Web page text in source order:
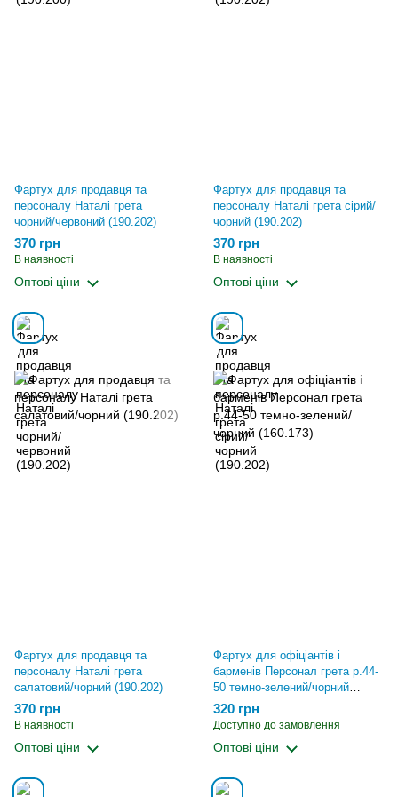
Фартух для продавця та
персоналу Наталі грета
чорний/червоний (190.202)
370 грн
В наявності
Оптові ціни
Фартух для продавця та
персоналу Наталі грета сірий/
чорний (190.202)
370 грн
В наявності
Оптові ціни
Фартух для продавця та
персоналу Наталі грета
салатовий/чорний (190.202)
370 грн
В наявності
Оптові ціни
Фартух для офіціантів і
барменів Персонал грета р.44-
50 темно-зелений/чорний
(160.173)
320 грн
Доступно до замовлення
Оптові ціни